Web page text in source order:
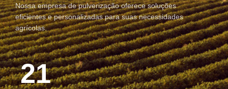
Nossa empresa de pulverização oferece soluções
eficientes e personalizadas para suas necessidades
agrícolas.
21